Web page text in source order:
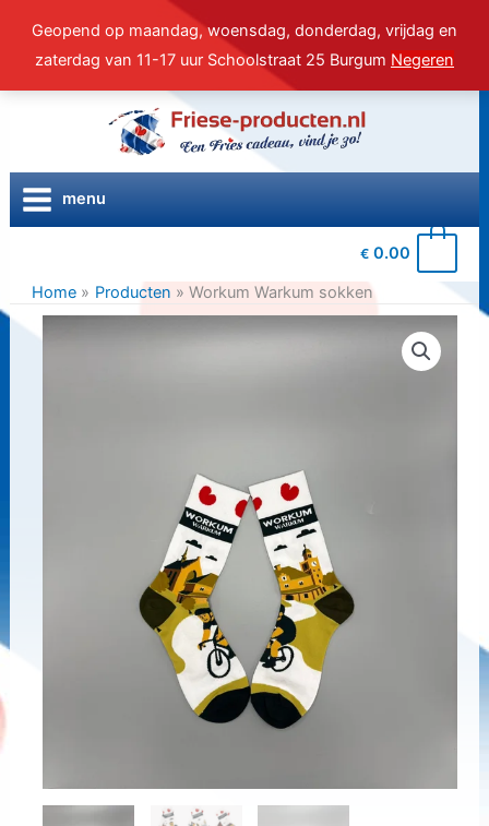
Geopend op maandag, woensdag, donderdag, vrijdag en
zaterdag van 11-17 uur Schoolstraat 25 Burgum Negeren
inhoud
menu
€ 0.00
Home Producten Workum Warkum sokken